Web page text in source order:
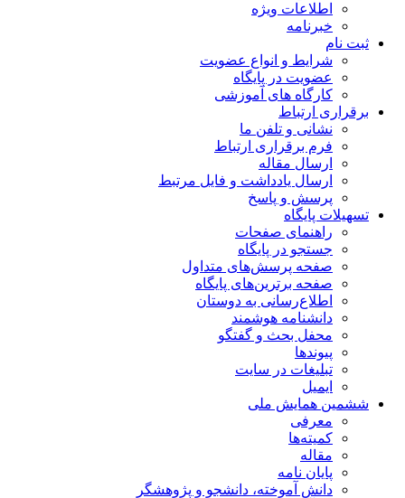
اطلاعات ویژه
خبرنامه
ثبت نام
شرایط و انواع عضویت
عضویت در پایگاه
کارگاه های آموزشی
برقراری ارتباط
نشانی و تلفن ما
فرم برقراری ارتباط
ارسال مقاله
ارسال یادداشت و فایل مرتبط
پرسش و پاسخ
تسهیلات پایگاه
راهنمای صفحات
جستجو در پایگاه
صفحه پرسش‌های متداول
صفحه برترین‌های پایگاه
اطلاع‌رسانی به دوستان
دانشنامه هوشمند
محفل بحث و گفتگو
پیوندها
تبلیغات در سایت
ایمیل
ششمین همایش ملی
معرفی
کمیته‌ها
مقاله
پایان نامه
دانش آموخته، دانشجو و پژوهشگر